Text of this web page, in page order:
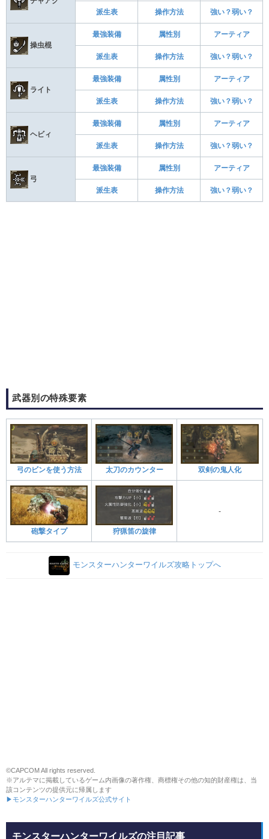
派生表 操作方法 強い？弱い？
操虫棍
最強装備 属性別 アーティア
派生表 操作方法 強い？弱い？
ライト
最強装備 属性別 アーティア
派生表 操作方法 強い？弱い？
ヘビィ
最強装備 属性別 アーティア
派生表 操作方法 強い？弱い？
弓
最強装備 属性別 アーティア
派生表 操作方法 強い？弱い？
武器別の特殊要素
弓のビンを使う方法 太刀のカウンター 双剣の鬼人化
砲撃タイプ 狩猟笛の旋律
‐
モンスターハンターワイルズ攻略トップへ
©CAPCOM All rights reserved.
※アルテマに掲載しているゲーム内画像の著作権、商標権その他の知的財産権は、当
該コンテンツの提供元に帰属します
▶モンスターハンターワイルズ公式サイト
モンスターハンターワイルズの注目記事